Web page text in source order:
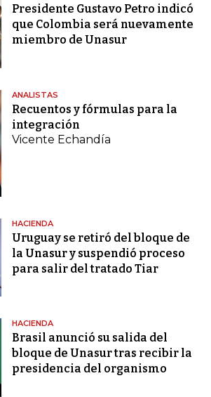
Presidente Gustavo Petro indicó
que Colombia será nuevamente
miembro de Unasur
ANALISTAS
Recuentos y fórmulas para la
integración
Vicente Echandía
HACIENDA
Uruguay se retiró del bloque de
la Unasur y suspendió proceso
para salir del tratado Tiar
HACIENDA
Brasil anunció su salida del
bloque de Unasur tras recibir la
presidencia del organismo